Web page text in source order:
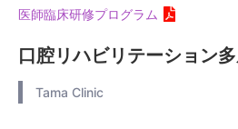
医師臨床研修プログラム
口腔リハビリテーション
Tama Clinic